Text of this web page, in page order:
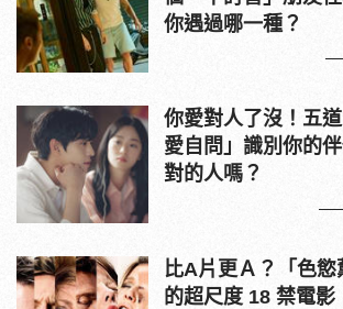
你遇過哪一種？
你愛對人了沒！五
愛自問」識別你的
對的人嗎？
比A片更Ａ？「色慾
的超尺度 18 禁電影